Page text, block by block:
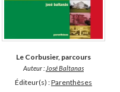
Le Corbusier, parcours
Auteur : José Baltanas
Éditeur(s) :Parenthèses